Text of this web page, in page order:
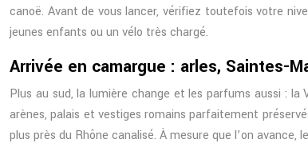
canoë. Avant de vous lancer, vérifiez toutefois votre
jeunes enfants ou un vélo très chargé.
Arrivée en camargue : arles, Saintes-
Plus au sud, la lumière change et les parfums aussi :
arènes, palais et vestiges romains parfaitement
plus près du Rhône canalisé. À mesure que l’on